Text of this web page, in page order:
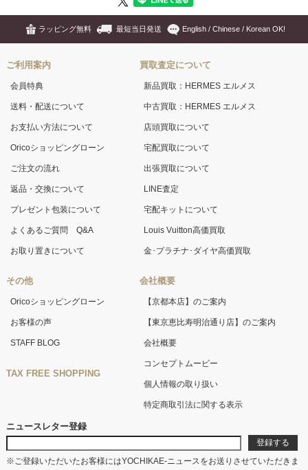
ラッピング無料 最短当日発送 English / Chinese / Korean OK!
ご利用案内
会員特典
送料・配送について
お支払い方法について
Oricoショッピングローン
ご注文の流れ
返品・交換について
プレゼント包装について
よくあるご質問 Q&A
お取り置きについて
その他
Oricoショッピングローン
お客様の声
STAFF BLOG
TAX FREE SHOPPING
買取査定について
新品買取：HERMES エルメス
中古買取：HERMES エルメス
店頭買取について
宅配買取について
出張買取について
LINE査定
宅配キットについて
Louis Vuitton高価買取
金･プラチナ･ダイヤ高価買取
会社概要
【京都本店】のご案内
【東京恵比寿明治通り店】のご案内
会社概要
コンセプトムービー
個人情報の取り扱い
特定商取引法に関する表示
ニュースレター登録
※ご登録いただいたお客様にはYOCHIKAE-ニュースをお送りさせていただきま